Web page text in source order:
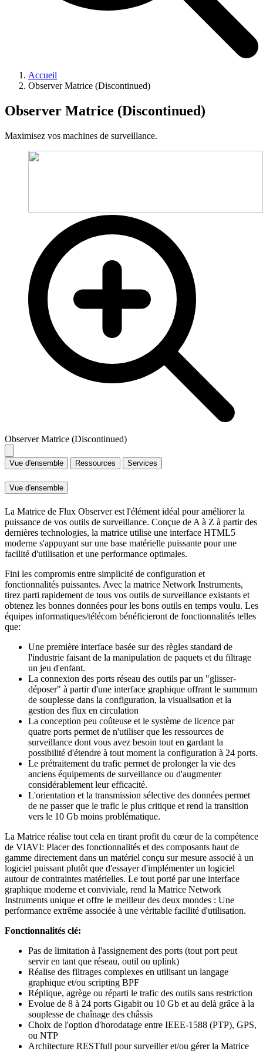
Accueil
Observer Matrice (Discontinued)
Observer Matrice (Discontinued)
Maximisez vos machines de surveillance.
Observer Matrice (Discontinued)
Vue d'ensemble Ressources Services
Vue d'ensemble
La Matrice de Flux Observer est l'élément idéal pour améliorer la
puissance de vos outils de surveillance. Conçue de A à Z à partir des
dernières technologies, la matrice utilise une interface HTML5
moderne s'appuyant sur une base matérielle puissante pour une
facilité d'utilisation et une performance optimales.
Fini les compromis entre simplicité de configuration et
fonctionnalités puissantes. Avec la matrice Network Instruments,
tirez parti rapidement de tous vos outils de surveillance existants et
obtenez les bonnes données pour les bons outils en temps voulu. Les
équipes informatiques/télécom bénéficieront de fonctionnalités telles
que:
Une première interface basée sur des règles standard de
l'industrie faisant de la manipulation de paquets et du filtrage
un jeu d'enfant.
La connexion des ports réseau des outils par un "glisser-
déposer" à partir d'une interface graphique offrant le summum
de souplesse dans la configuration, la visualisation et la
gestion des flux en circulation
La conception peu coûteuse et le système de licence par
quatre ports permet de n'utiliser que les ressources de
surveillance dont vous avez besoin tout en gardant la
possibilité d'étendre à tout moment la configuration à 24 ports.
Le prétraitement du trafic permet de prolonger la vie des
anciens équipements de surveillance ou d'augmenter
considérablement leur efficacité.
L'orientation et la transmission sélective des données permet
de ne passer que le trafic le plus critique et rend la transition
vers le 10 Gb moins problématique.
La Matrice réalise tout cela en tirant profit du cœur de la compétence
de VIAVI: Placer des fonctionnalités et des composants haut de
gamme directement dans un matériel conçu sur mesure associé à un
logiciel puissant plutôt que d'essayer d'implémenter un logiciel
autour de contraintes matérielles. Le tout porté par une interface
graphique moderne et conviviale, rend la Matrice Network
Instruments unique et offre le meilleur des deux mondes : Une
performance extrême associée à une véritable facilité d'utilisation.
Fonctionnalités clé:
Pas de limitation à l'assignement des ports (tout port peut
servir en tant que réseau, outil ou uplink)
Réalise des filtrages complexes en utilisant un langage
graphique et/ou scripting BPF
Réplique, agrège ou réparti le trafic des outils sans restriction
Evolue de 8 à 24 ports Gigabit ou 10 Gb et au delà grâce à la
souplesse de chaînage des châssis
Choix de l'option d'horodatage entre IEEE-1588 (PTP), GPS,
ou NTP
Architecture RESTfull pour surveiller et/ou gérer la Matrice